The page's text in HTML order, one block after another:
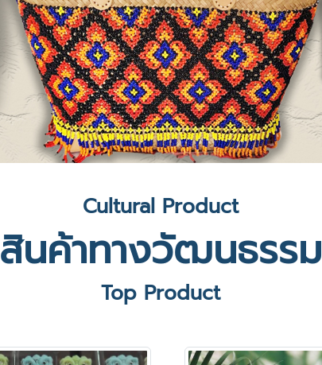
Cultural Product
สินค้าทางวัฒนธรรม
Top Product